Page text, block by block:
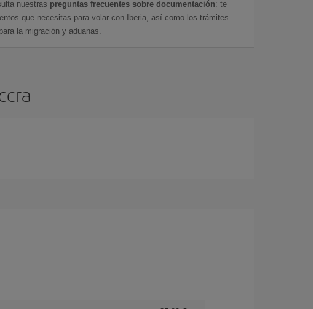
nuestras preguntas frecuentes sobre documentación: te
que necesitas para volar con Iberia, así como los trámites
la migración y aduanas.